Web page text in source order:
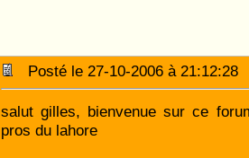
Posté le 27-10-2006 à
salut gilles, bienvenue sur ce
pros du lahore